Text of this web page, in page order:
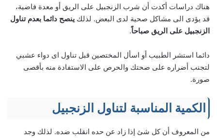
هناك دراسات أكدت أن شرب الزنجبيل على الريق أو معدة فاضية،
قد يؤدى الى مشاكل صحية لدى البعض. لذلك ينصح دائما بعدم تناول
الزنجبيل على الريق صباحاً.
دائما استشر الطبيب أو اسأل المختصين قبل تناول اى دواء عشبي
لتجنب أضراره على صحتك والحرص على الاستفادة منه بأقصى
صورة.
الكمية المناسبة لتناول الزنجبيل
من المعروف أن كل شئ إذا زاد عن حده انقلب ضده. لذلك وجد